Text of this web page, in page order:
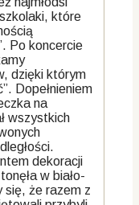
które
Po koncercie
dzięki którym
Dopełnieniem
na
wszystkich
dekoracji
w biało-
się, że razem z